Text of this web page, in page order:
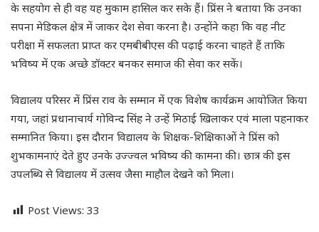
के सहयोग से ही वह यह मुकाम हासिल कर सके हैं। प्रिंस ने बताया कि उनका
सपना मेडिकल क्षेत्र में जाकर देश सेवा करना है। उन्होंने कहा कि वह नीट
परीक्षा में सफलता प्राप्त कर एमबीबीएस की पढ़ाई करना चाहते हैं ताकि
भविष्य में एक अच्छे डॉक्टर बनकर समाज की सेवा कर सकें।
विद्यालय परिसर में प्रिंस राव के सम्मान में एक विशेष कार्यक्रम आयोजित किया
गया, जहां प्रधानाचार्य गोविन्द सिंह ने उन्हें मिठाई खिलाकर एवं माला पहनाकर
सम्मानित किया। इस दौरान विद्यालय के शिक्षक-शिक्षिकाओं ने प्रिंस को
शुभकामनाएं देते हुए उनके उज्ज्वल भविष्य की कामना की। छात्र की इस
उपलब्धि से विद्यालय में उत्सव जैसा माहौल देखने को मिला।
Post Views: 33